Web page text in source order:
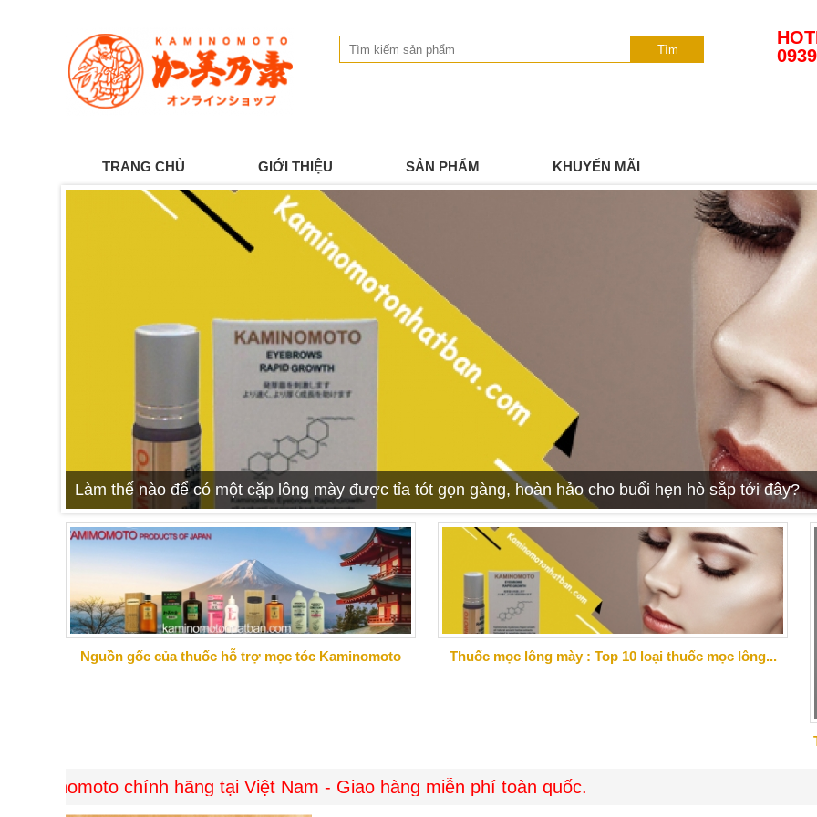
Tìm
TRANG CHỦ GIỚI THIỆU SẢN PHẨM KHUYẾN MÃI
Làm thế nào để có một cặp lông mày được tỉa tót gọn gàng, hoàn hảo cho buổi hẹn hò sắp tới đây?
Nguồn gốc của thuốc hỗ trợ mọc tóc Kaminomoto Thuốc mọc lông mày : Top 10 loại thuốc mọc lông...
chính hãng tại Việt Nam - Giao hàng miễn phí toàn quốc.